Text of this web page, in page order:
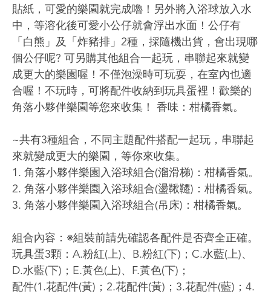
貼紙，可愛的樂園就完成嚕！另外將入浴球放入水
中，等溶化後可愛小公仔就會浮出水面！公仔有
「白熊」及「炸豬排」2種，採隨機出貨，會出現哪
個公仔呢? 可另購其他組合一起玩，串聯起來就變
成更大的樂園喔！不僅泡澡時可玩耍，在室內也適
合喔！不玩時，可將配件收納到玩具蛋裡！歡樂的
角落小夥伴樂園等您來收集！ 香味：柑橘香氣。
~共有3種組合，不同主題配件搭配一起玩，串聯起
來就變成更大的樂園，等你來收集。
1. 角落小夥伴樂園入浴球組合(溜滑梯)：柑橘香氣。
2. 角落小夥伴樂園入浴球組合(盪鞦韆)：柑橘香氣。
3. 角落小夥伴樂園入浴球組合(吊床)：柑橘香氣。
組合內容：※組裝前請先確認各配件是否齊全正確。
玩具蛋3顆：A.粉紅(上)、B.粉紅(下)；C.水藍(上)、
D.水藍(下)；E.黃色(上)、F.黃色(下)；
配件(1.花配件(黃)；2.花配件(黃)；3.花配件(藍)；4.